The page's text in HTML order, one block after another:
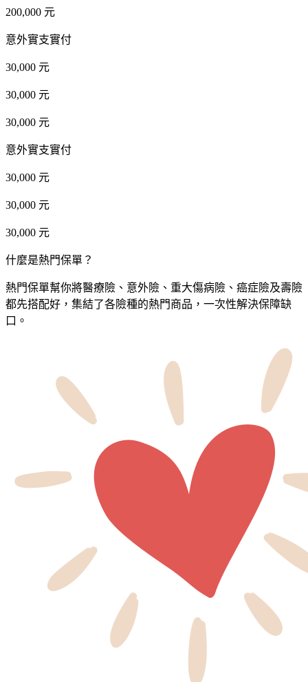
200,000 元
意外實支實付
30,000 元
30,000 元
30,000 元
意外實支實付
30,000 元
30,000 元
30,000 元
什麼是熱門保單？
熱門保單幫你將醫療險、意外險、重大傷病險、癌症險及壽險
都先搭配好，集結了各險種的熱門商品，一次性解決保障缺
口。